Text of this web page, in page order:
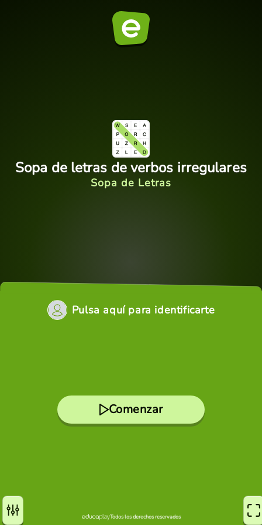
Sopa de letras de verbos irregulares
Sopa de Letras
Pulsa aquí para identificarte
Comenzar
Todos los derechos reservados